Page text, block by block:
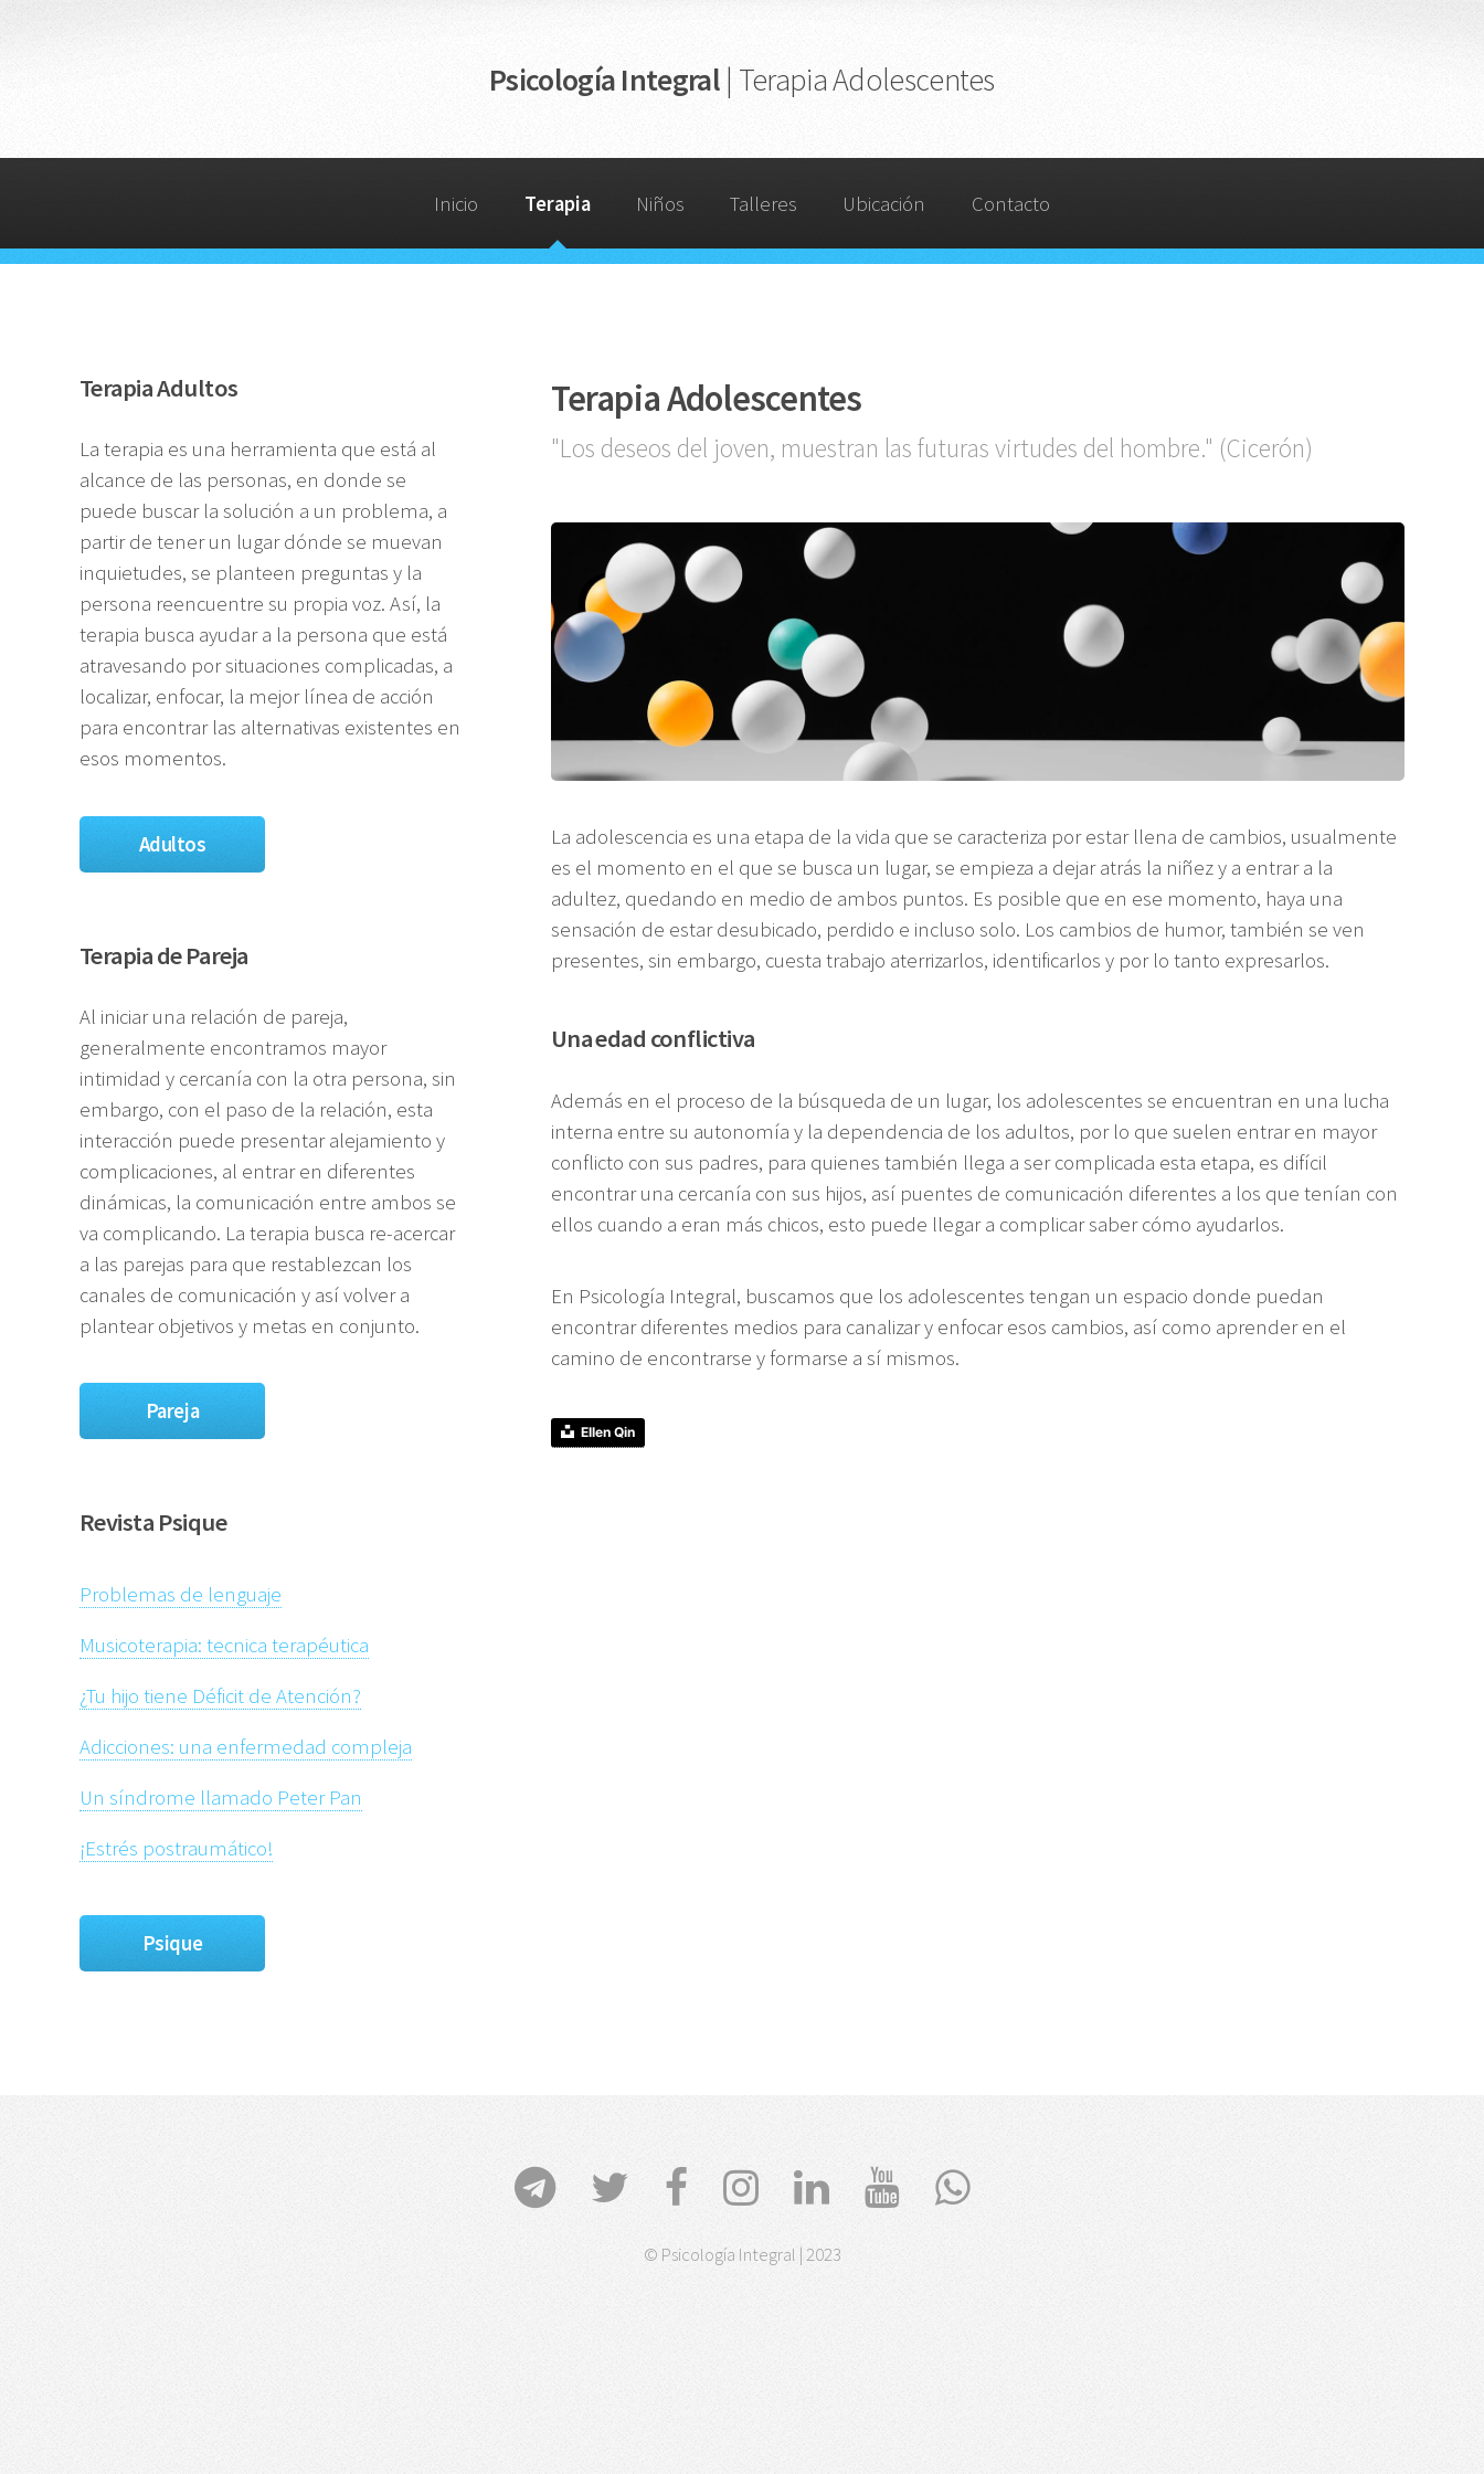
Psicología Integral| Terapia Adolescentes
Inicio Terapia Niños Talleres Ubicación Contacto
Terapia Adultos
La terapia es una herramienta que está al
alcance de las personas, en donde se
puede buscar la solución a un problema, a
partir de tener un lugar dónde se muevan
inquietudes, se planteen preguntas y la
persona reencuentre su propia voz. Así, la
terapia busca ayudar a la persona que está
atravesando por situaciones complicadas, a
localizar, enfocar, la mejor línea de acción
para encontrar las alternativas existentes en
esos momentos.
Adultos
Terapia de Pareja
Al iniciar una relación de pareja,
generalmente encontramos mayor
intimidad y cercanía con la otra persona, sin
embargo, con el paso de la relación, esta
interacción puede presentar alejamiento y
complicaciones, al entrar en diferentes
dinámicas, la comunicación entre ambos se
va complicando. La terapia busca re-acercar
a las parejas para que restablezcan los
canales de comunicación y así volver a
plantear objetivos y metas en conjunto.
Pareja
Revista Psique
Problemas de lenguaje
Musicoterapia: tecnica terapéutica
¿Tu hijo tiene Déficit de Atención?
Adicciones: una enfermedad compleja
Un síndrome llamado Peter Pan
¡Estrés postraumático!
Psique
Terapia Adolescentes
"Los deseos del joven, muestran las futuras virtudes del hombre." (Cicerón)
La adolescencia es una etapa de la vida que se caracteriza por estar llena de cambios, usualmente
es el momento en el que se busca un lugar, se empieza a dejar atrás la niñez y a entrar a la
adultez, quedando en medio de ambos puntos. Es posible que en ese momento, haya una
sensación de estar desubicado, perdido e incluso solo. Los cambios de humor, también se ven
presentes, sin embargo, cuesta trabajo aterrizarlos, identificarlos y por lo tanto expresarlos.
Una edad conflictiva
Además en el proceso de la búsqueda de un lugar, los adolescentes se encuentran en una lucha
interna entre su autonomía y la dependencia de los adultos, por lo que suelen entrar en mayor
conflicto con sus padres, para quienes también llega a ser complicada esta etapa, es difícil
encontrar una cercanía con sus hijos, así puentes de comunicación diferentes a los que tenían con
ellos cuando a eran más chicos, esto puede llegar a complicar saber cómo ayudarlos.
En Psicología Integral, buscamos que los adolescentes tengan un espacio donde puedan
encontrar diferentes medios para canalizar y enfocar esos cambios, así como aprender en el
camino de encontrarse y formarse a sí mismos.
Ellen Qin
© Psicología Integral | 2023